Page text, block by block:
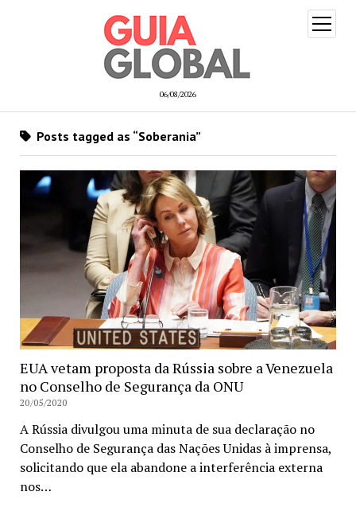
06/08/2026
open
menu
Posts tagged as “Soberania”
EUA vetam proposta da Rússia sobre a Venezuela
no Conselho de Segurança da ONU
20/05/2020
A Rússia divulgou uma minuta de sua declaração no
Conselho de Segurança das Nações Unidas à imprensa,
solicitando que ela abandone a interferência externa
nos…